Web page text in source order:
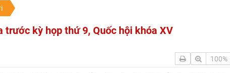
kỳ họp thứ 9, Quốc hội khóa XV
100%